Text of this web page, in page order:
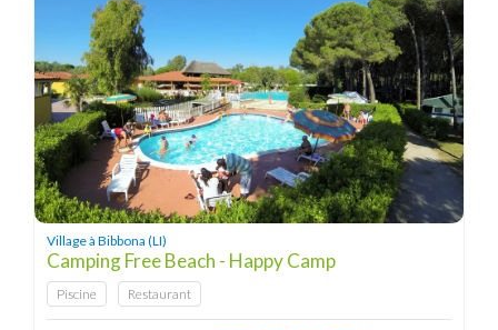
Village à Bibbona (LI)
Camping Free Beach - Happy Camp
Piscine Restaurant